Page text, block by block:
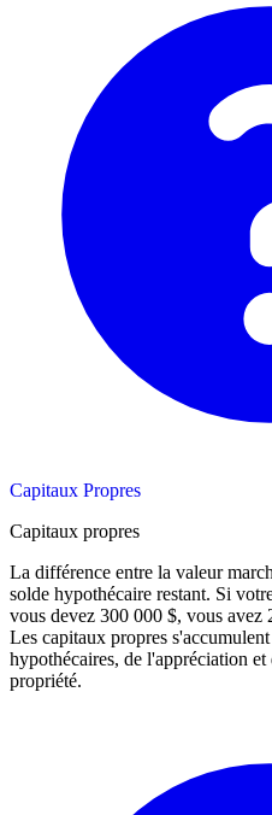
Capitaux Propres
Capitaux propres
La différence entre la valeur
solde hypothécaire restant. Si
vous devez 300 000 $, vous avez
Les capitaux propres
hypothécaires, de l'appréciation et
propriété.